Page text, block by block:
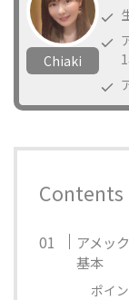
Chiaki
Contents
アメッ
基本
ポイ